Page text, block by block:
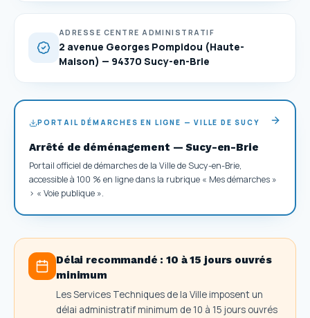
ADRESSE CENTRE ADMINISTRATIF
2 avenue Georges Pompidou (Haute-
Maison) — 94370 Sucy-en-Brie
PORTAIL DÉMARCHES EN LIGNE — VILLE DE SUCY
Arrêté de déménagement — Sucy-en-Brie
Portail officiel de démarches de la Ville de Sucy-en-Brie,
accessible à 100 % en ligne dans la rubrique « Mes démarches »
> « Voie publique ».
Délai recommandé :10 à 15 jours ouvrés
minimum
Les Services Techniques de la Ville imposent un
délai administratif minimum de 10 à 15 jours ouvrés